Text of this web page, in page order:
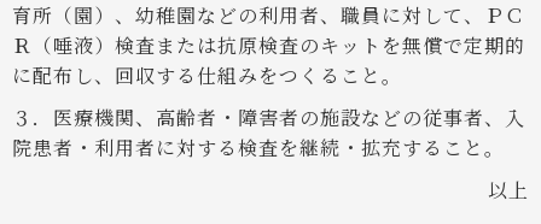
育所（園）、幼稚園などの利用者、職員に対して、ＰＣ
Ｒ（唾液）検査または抗原検査のキットを無償で定期的
に配布し、回収する仕組みをつくること。
３．医療機関、高齢者・障害者の施設などの従事者、入
院患者・利用者に対する検査を継続・拡充すること。
以上